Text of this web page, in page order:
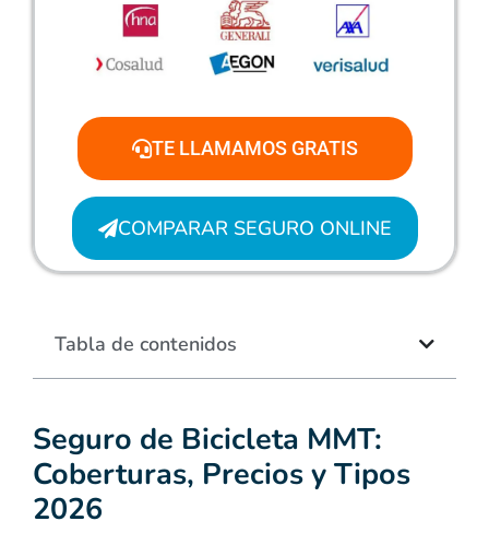
Seguro de Bicicleta MMT:
Coberturas, Precios y Tipos
2026
TE LLAMAMOS GRATIS
COMPARAR SEGURO ONLINE
Tabla de contenidos